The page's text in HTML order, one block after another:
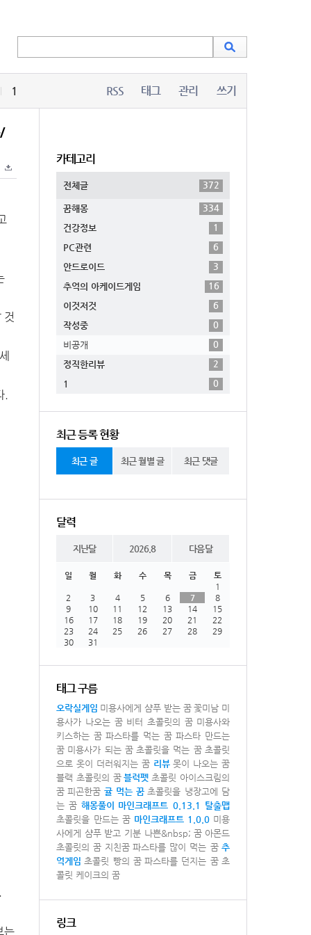
1 RSS 태그 관리 쓰기
것
.
는
카테고리
전체글 372
꿈해몽
334
건강정보
1
PC관련
6
안드로이드
3
추억의 아케이드게임
16
이것저것
6
작성중
0
비공개
0
정직한리뷰
2
1
0
최근 등록 현황
최근 글 최근 월별 글 최근 댓글
달력
지난달 2026.8 다음달
일 월 화 수 목 금
토
1
2
3 4 5 6 7
8
9
10 11 12 13 14
15
16
17 18 19 20 21
22
23
24 25 26 27 28
29
30
31
태그 구름
오락실게임 미용사에게 샴푸 받는 꿈 꽃미남 미
용사가 나오는 꿈 비터 초콜릿의 꿈 미용사와
키스하는 꿈 파스타를 먹는 꿈 파스타 만드는
꿈 미용사가 되는 꿈 초콜릿을 먹는 꿈 초콜릿
으로 옷이 더러워지는 꿈 리뷰 못이 나오는 꿈
블랙 초콜릿의 꿈 블럭펫 초콜릿 아이스크림의
꿈 피곤한꿈 귤 먹는 꿈 초콜릿을 냉장고에 담
는 꿈 해몽풀이
마인크래프트 0.13.1 탈출맵
초콜릿을 만드는 꿈 마인크래프트 1.0.0 미용
사에게 샴푸 받고 기분 나쁜&nbsp; 꿈 아몬드
초콜릿의 꿈 지친꿈 파스타를 많이 먹는 꿈 추
억게임 초콜릿 빵의 꿈 파스타를 던지는 꿈 초
콜릿 케이크의 꿈
링크